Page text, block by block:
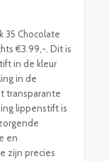
35 Chocolate
€3.99,-. Dit is
in de kleur
in de
transparante
lippenstift is
en
zijn precies